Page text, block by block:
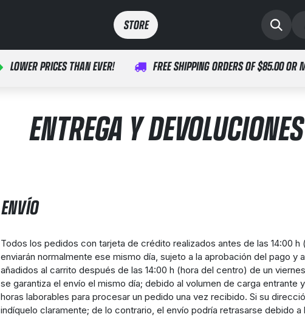
STORE​​
LOWER PRICES THAN EVER! FREE SHIPPING ORDERS OF $85.00 OR
ENTREGA Y DEVOLUCIONES
ENVÍO
Todos los pedidos con tarjeta de crédito realizados antes de las 14:00
enviarán normalmente ese mismo día, sujeto a la aprobación del pago y
añadidos al carrito después de las 14:00 h (hora del centro) de un
se garantiza el envío el mismo día; debido al volumen de carga entrante
horas laborables para procesar un pedido una vez recibido. Si su
indíquelo claramente; de lo contrario, el envío podría retrasarse debido